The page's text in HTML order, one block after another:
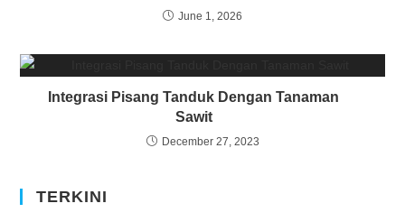
June 1, 2026
Integrasi Pisang Tanduk Dengan Tanaman
Sawit
December 27, 2023
TERKINI